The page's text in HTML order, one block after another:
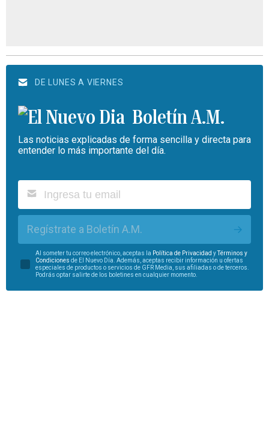
DE LUNES A VIERNES
Boletín A.M.
Las noticias explicadas de forma sencilla y directa para
entender lo más importante del día.
Regístrate a Boletín A.M.
Al someter tu correo electrónico, aceptas la Política de Privacidad yTérminos y
Condiciones de El Nuevo Día. Además, aceptas recibir información u ofertas
especiales de productos o servicios de GFR Media, sus afiliadas o de terceros.
Podrás optar salirte de los boletines en cualquier momento.